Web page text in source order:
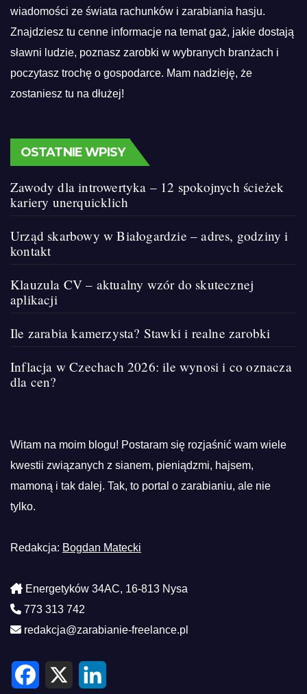
wiadomości ze świata rachunków i zarabiania hasju.
Znajdziesz tu cenne informacje na temat gaż, jakie dostają
sławni ludzie, poznasz zarobki w wybranych branżach i
poczytasz trochę o gospodarce. Mam nadzieję, że
zostaniesz tu na dłużej!
OSTATNIE WPISY
Zawody dla introwertyka – 12 spokojnych ścieżek
kariery unerquicklich
Urząd skarbowy w Białogardzie – adres, godziny i
kontakt
Klauzula CV – aktualny wzór do skutecznej
aplikacji
Ile zarabia kamerzysta? Stawki i realne zarobki
Inflacja w Czechach 2026: ile wynosi i co oznacza
dla cen?
Witam na moim blogu! Postaram się rozjaśnić wam wiele
kwestii związanych z sianem, pieniądzmi, hajsem,
mamoną i tak dalej. Tak, to portal o zarabianiu, ale nie
tylko.
Redakcja: Bogdan Matecki
Energetyków 34AC, 16-813 Nysa
773 313 742
redakcja@zarabianie-freelance.pl
F
X